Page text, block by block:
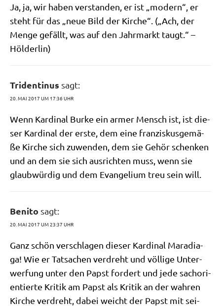
Ja, ja, wir haben ver­stan­den, er ist „modern“, er
steht für das „neue Bild der Kir­che“. („Ach, der
Men­ge gefällt, was auf den Jahr­markt taugt.“ –
Hölderlin)
Tridentinus sagt:
20. MAI 2017 UM 17:36 UHR
Wenn Kar­di­nal Bur­ke ein armer Mensch ist, ist die­
ser Kar­di­nal der erste, dem eine fran­zis­kus­ge­mä­
ße Kir­che sich zuwen­den, dem sie Gehör schen­ken
und an dem sie sich aus­rich­ten muss, wenn sie
glaub­wür­dig und dem Evan­ge­li­um treu sein will.
Benito sagt:
20. MAI 2017 UM 23:37 UHR
Ganz schön ver­schla­gen die­ser Kar­di­nal Mara­dia­
ga! Wie er Tat­sa­chen ver­dreht und völ­li­ge Unter­
wer­fung unter den Papst for­dert und jede sach­ori­
en­tier­te Kri­tik am Papst als Kri­tik an der wah­ren
Kir­che ver­dreht, dabei weicht der Papst mit sei­